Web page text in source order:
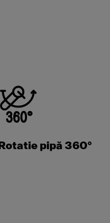
Rotatie pipă 360°